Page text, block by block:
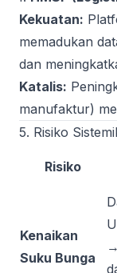
Kekuatan:
memadukan
dan
Katalis:
manufaktur)
5. Risiko
Risiko
Kenaikan
Suku Bunga